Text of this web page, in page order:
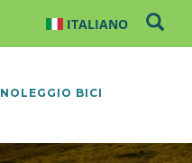
NOLEGGIO BICI